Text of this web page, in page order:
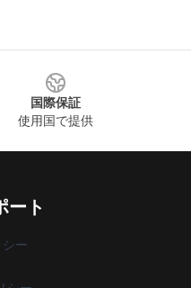
国際保証
使用国で提供
ート
ー